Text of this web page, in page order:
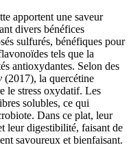
apportent une saveur
divers bénéfices
sulfurés, bénéfiques pour
tels que la
antioxydantes. Selon des
(2017), la quercétine
le stress oxydatif. Les
solubles, ce qui
Dans ce plat, leur
leur digestibilité, faisant de
savoureux et bienfaisant.